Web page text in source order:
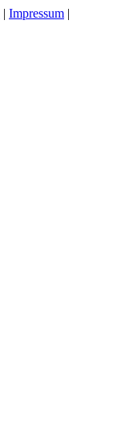
| Impressum |